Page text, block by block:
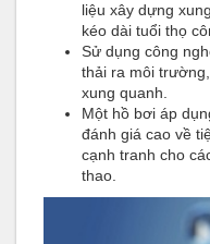
liệu xây dựng
kéo dài tuổi thọ
Sử dụng công
thải ra môi
xung quanh.
Một hồ bơi áp
đánh giá cao về
cạnh tranh cho
thao.